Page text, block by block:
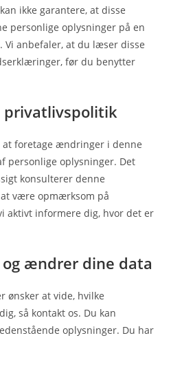
ikke garantere, at disse
personlige oplysninger på en
Vi anbefaler, at du læser disse
før du benytter
privatlivspolitik
foretage ændringer i denne
personlige oplysninger. Det
konsulterer denne
være opmærksom på
aktivt informere dig, hvor det er
ændrer dine data
ønsker at vide, hvilke
så kontakt os. Du kan
oplysninger. Du har